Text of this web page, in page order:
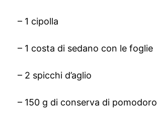
– 1 cipolla
– 1 costa di sedano con le foglie
– 2 spicchi d’aglio
– 150 g di conserva di pomodoro